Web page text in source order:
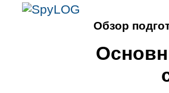
Обзор